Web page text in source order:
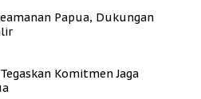
Papua, Dukungan
Komitmen Jaga